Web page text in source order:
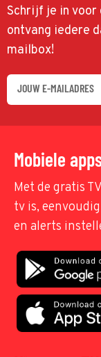
Schrijf je in voor
ontvang iedere
mailbox!
Mobiele
Met de gratis
tv is,
en alerts